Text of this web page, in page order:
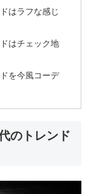
はラフな感じ
はチェック地
を今風コーデ
のトレンド